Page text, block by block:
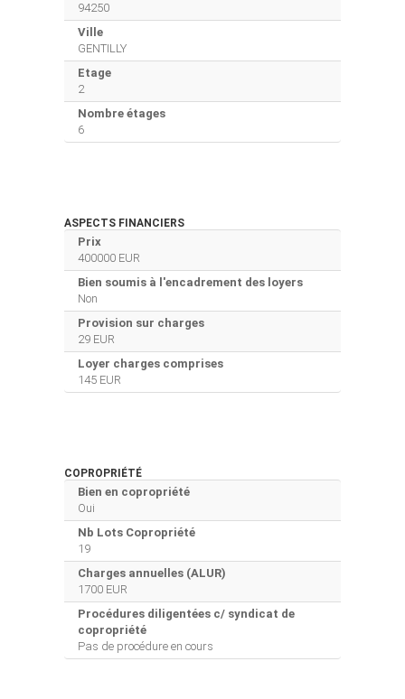
94250
Ville
GENTILLY
Etage
2
Nombre étages
6
ASPECTS FINANCIERS
Prix
400000 EUR
Bien soumis à l'encadrement des loyers
Non
Provision sur charges
29 EUR
Loyer charges comprises
145 EUR
COPROPRIÉTÉ
Bien en copropriété
Oui
Nb Lots Copropriété
19
Charges annuelles (ALUR)
1700 EUR
Procédures diligentées c/ syndicat de
copropriété
Pas de procédure en cours